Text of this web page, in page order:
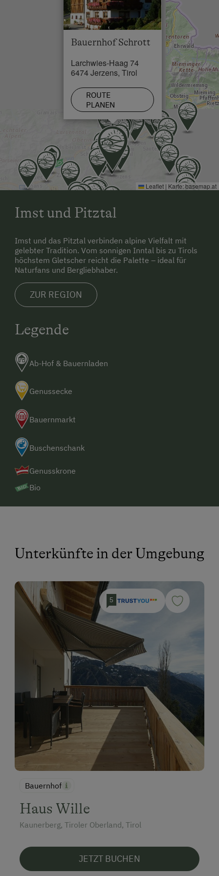
Schwimmbad in 4 km
See / Teich in 5 km
Skilift in 1 km
Loipe in 2 km
Bauernhof Schrott
Larchwies-Haag 74
6474 Jerzens, Tirol
ROUTE
PLANEN
Leaflet | Karte:basemap.at
Imst und Pitztal
Imst und das Pitztal verbinden alpine Vielfalt mit
gelebter Tradition. Vom sonnigen Inntal bis zu Tirols
höchstem Gletscher reicht die Palette – ideal für
Naturfans und Bergliebhaber.
ZUR REGION
Legende
Ab-Hof & Bauernladen
Genussecke
Bauernmarkt
Buschenschank
Genusskrone
Bio
Unterkünfte in der Umgebung
5
Bauernhof
Haus Wille
Kaunerberg, Tiroler Oberland, Tirol
JETZT BUCHEN